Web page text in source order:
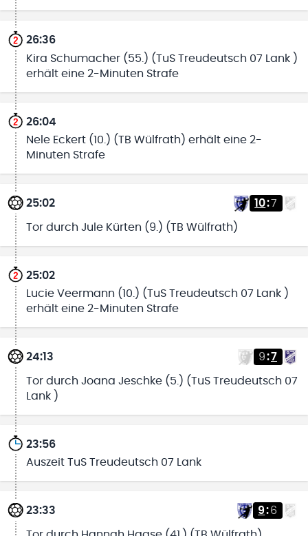
26:36
Kira Schumacher (55.) (TuS Treudeutsch 07 Lank )
erhält eine 2-Minuten Strafe
26:04
Nele Eckert (10.) (TB Wülfrath) erhält eine 2-
Minuten Strafe
25:02 10:7
Tor durch Jule Kürten (9.) (TB Wülfrath)
25:02
Lucie Veermann (10.) (TuS Treudeutsch 07 Lank )
erhält eine 2-Minuten Strafe
24:13 9:7
Tor durch Joana Jeschke (5.) (TuS Treudeutsch 07
Lank )
23:56
Auszeit TuS Treudeutsch 07 Lank
23:33 9:6